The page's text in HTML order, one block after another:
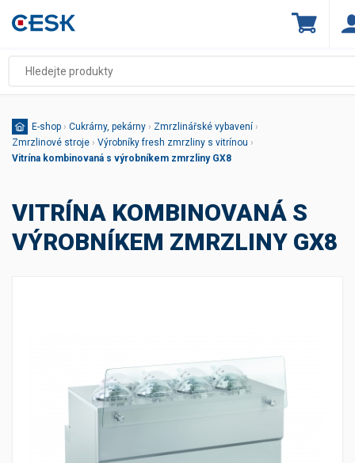
E-shop › Cukrárny, pekárny › Zmrzlinářské vybavení ›
Zmrzlinové stroje › Výrobníky fresh zmrzliny s vitrínou ›
Vitrína kombinovaná s výrobníkem zmrzliny GX8
VITRÍNA KOMBINOVANÁ S
VÝROBNÍKEM ZMRZLINY GX8